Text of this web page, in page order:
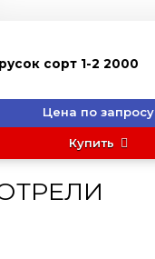
сорт 1-2 2000
Цена по запросу
Купить